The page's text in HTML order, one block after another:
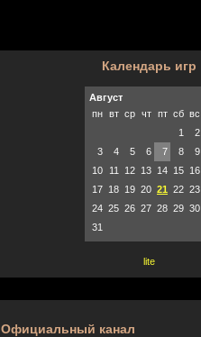
Календарь игр
Август
пн вт ср чт пт сб вс
1
2
3
4 5 6 7 8
9
10
11 12 13 14 15 16
17 18 19 20 21 22 23
24 25 26 27 28 29 30
31
lite
Официальный канал